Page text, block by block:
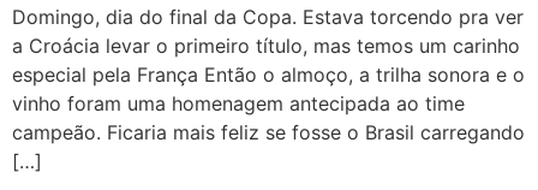
Domingo, dia do final da Copa. Estava torcendo pra ver
a Croácia levar o primeiro título, mas temos um carinho
especial pela França Então o almoço, a trilha sonora e o
vinho foram uma homenagem antecipada ao time
campeão. Ficaria mais feliz se fosse o Brasil carregando
[…]